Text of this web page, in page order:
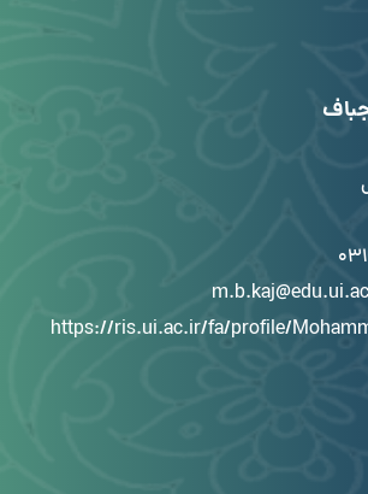
https://ris.ui.ac.ir/fa/profile/